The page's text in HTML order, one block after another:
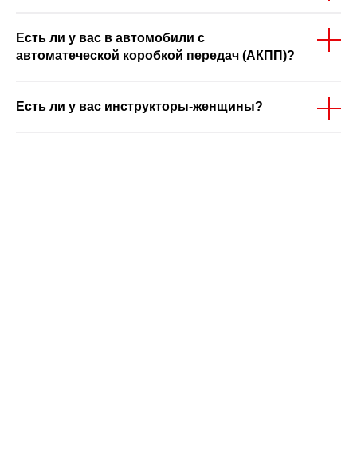
Есть ли у вас в автомобили с
автоматеческой коробкой передач (АКПП)?
Есть ли у вас инструкторы-женщины?